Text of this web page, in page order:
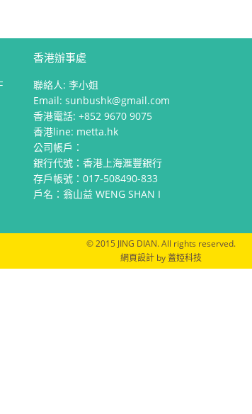
香港辦事處
聯絡人: 李小姐
Email: sunbushk@gmail.com
香港電話: +852 9670 9075
香港line: metta.hk
公司帳戶：
銀行代號：香港上海滙豐銀行
存戶帳號：017-508490-833
戶名：翁山益 WENG SHAN I
© 2015 JING DIAN. All rights reserved.
網頁設計by蓋婭科技